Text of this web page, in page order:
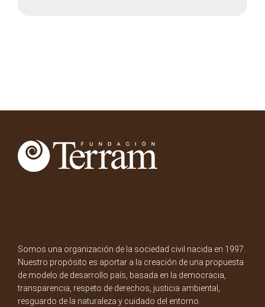
Somos una organización de la sociedad civil nacida en 1997.
Nuestro propósito es aportar a la creación de una propuesta
de modelo de desarrollo país, basada en la democracia,
transparencia, respeto de derechos, justicia ambiental,
resguardo de la naturaleza y cuidado del entorno.